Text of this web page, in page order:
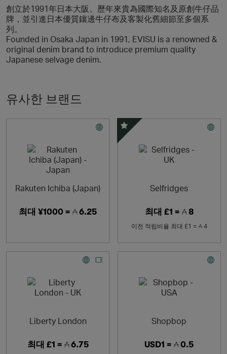
創立於1991年日本大阪。歷年來貴為國際知名及原創牛仔品
牌，並引進日本優質鑲邊牛仔布及客製化舊細節至多個系
列。
Founded in Osaka Japan in 1991, EVISU is a renowned &
original denim brand to introduce premium quality
Japanese selvage denim.
유사한 브랜드
Rakuten Ichiba (Japan)
최대 ¥1000 = 6.25
Selfridges
최대 £1 = 8
이전 적립비율 최대 £1 = 4
스페셜 오퍼
Liberty London
최대 £1 = 6.75
Shopbop
USD1 = 0.5